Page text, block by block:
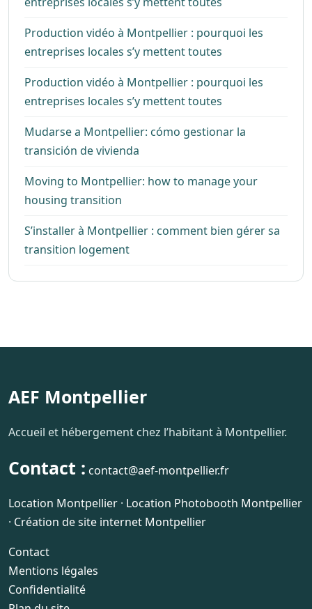
Production vidéo à Montpellier : pourquoi les
entreprises locales s’y mettent toutes
Production vidéo à Montpellier : pourquoi les
entreprises locales s’y mettent toutes
Mudarse a Montpellier: cómo gestionar la
transición de vivienda
Moving to Montpellier: how to manage your
housing transition
S’installer à Montpellier : comment bien gérer sa
transition logement
AEF Montpellier
Accueil et hébergement chez l’habitant à Montpellier.
Contact : contact@aef-montpellier.fr
Location Montpellier · Location Photobooth Montpellier
· Création de site internet Montpellier
Contact
Mentions légales
Confidentialité